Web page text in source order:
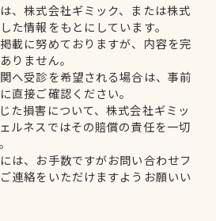
、株式会社ギミック、または株式
た情報をもとにしています。
載に努めておりますが、内容を完
りません。
へ受診を希望される場合は、事前
直接ご確認ください。
た損害について、株式会社ギミッ
ルネスではその賠償の責任を一切
は、お手数ですがお問い合わせフ
連絡をいただけますようお願いい